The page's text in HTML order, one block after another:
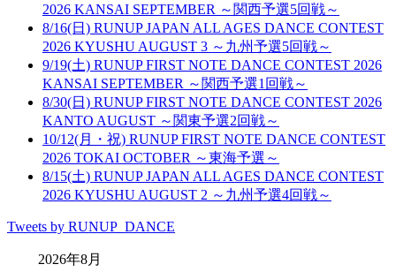
2026 KANSAI SEPTEMBER ～関西予選5回戦～
8/16(日) RUNUP JAPAN ALL AGES DANCE CONTEST
2026 KYUSHU AUGUST 3 ～九州予選5回戦～
9/19(土) RUNUP FIRST NOTE DANCE CONTEST 2026
KANSAI SEPTEMBER ～関西予選1回戦～
8/30(日) RUNUP FIRST NOTE DANCE CONTEST 2026
KANTO AUGUST ～関東予選2回戦～
10/12(月・祝) RUNUP FIRST NOTE DANCE CONTEST
2026 TOKAI OCTOBER ～東海予選～
8/15(土) RUNUP JAPAN ALL AGES DANCE CONTEST
2026 KYUSHU AUGUST 2 ～九州予選4回戦～
Tweets by RUNUP_DANCE
2026年8月